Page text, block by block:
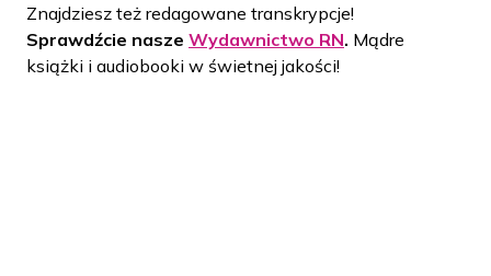
Wydawnictwo
Znajdziesz też redagowane transkrypcje!
Sprawdźcie nasze Wydawnictwo RN. Mądre
książki i audiobooki w świetnej jakości!